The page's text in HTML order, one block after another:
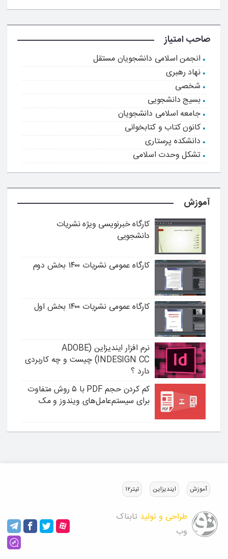
صاحب امتیاز
انجمن اسلامی دانشجویان مستقل
نهاد رهبری
شخصی
بسیج دانشجویی
جامعه اسلامی دانشجویان
کانون کتاب و کتابخوانی
دانشکده پرستاری
تشکل وحدت اسلامی
آموزش
کارگاه خبرنویسی ویژه نشریات
دانشجویی
کارگاه عمومی نشریات ۱۴۰۰ بخش دوم
کارگاه عمومی نشریات ۱۴۰۰ بخش اول
نرم افزار ایندیزاین (ADOBE
INDESIGN CC) چیست و چه کاربردی
دارد ؟
کم کردن حجم PDF با ۵ روش متفاوت
برای سیستم‌عامل‌های ویندوز و مک
آموزش ایندیزاین تیتر۱۲
طراحی و تولید تابناک
وب